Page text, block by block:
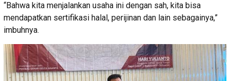
“Bahwa kita menjalankan usaha ini dengan sah, kita bisa
mendapatkan sertifikasi halal, perijinan dan lain sebagainya,”
imbuhnya.